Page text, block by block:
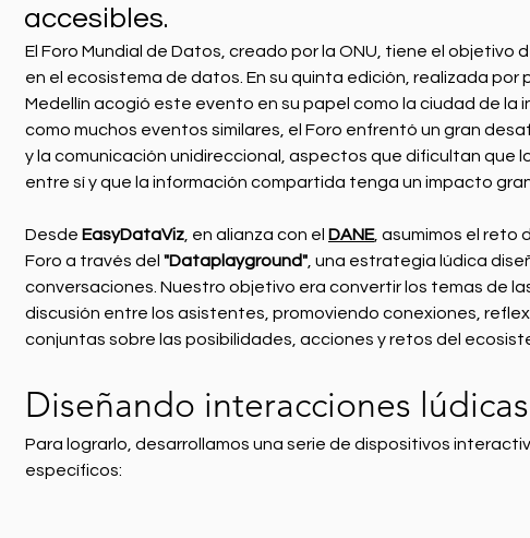
accesibles.
El Foro Mundial de Datos, creado por la ONU, tiene el objetivo
en el ecosistema de datos. En su quinta edición, realizada por
Medellín acogió este evento en su papel como la ciudad de la
como muchos eventos similares, el Foro enfrentó un gran
y la comunicación unidireccional, aspectos que dificultan que
entre sí y que la información compartida tenga un impacto
Desde EasyDataViz , en alianza con el DANE, asumimos el reto
Foro a través del "Dataplayground" , una estrategia lúdica
conversaciones. Nuestro objetivo era convertir los temas de
discusión entre los asistentes, promoviendo conexiones,
conjuntas sobre las posibilidades, acciones y retos del
Diseñando interacciones
Para lograrlo, desarrollamos una serie de dispositivos
específicos: